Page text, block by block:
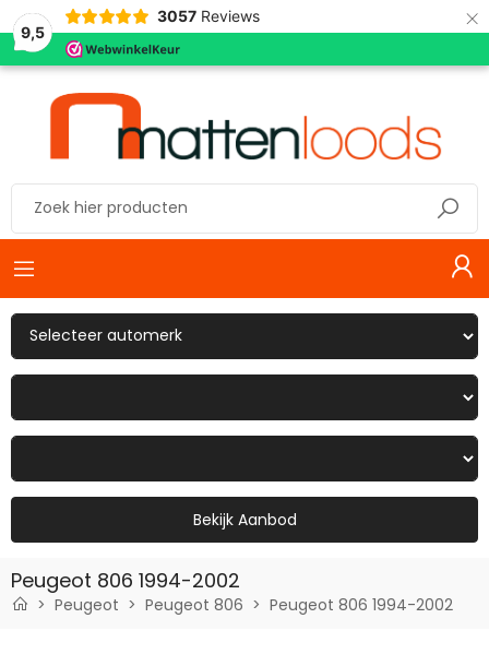
9,5
3057 Reviews ×
Bekijk Aanbod
Peugeot 806 1994-2002
Peugeot Peugeot 806 Peugeot 806 1994-2002